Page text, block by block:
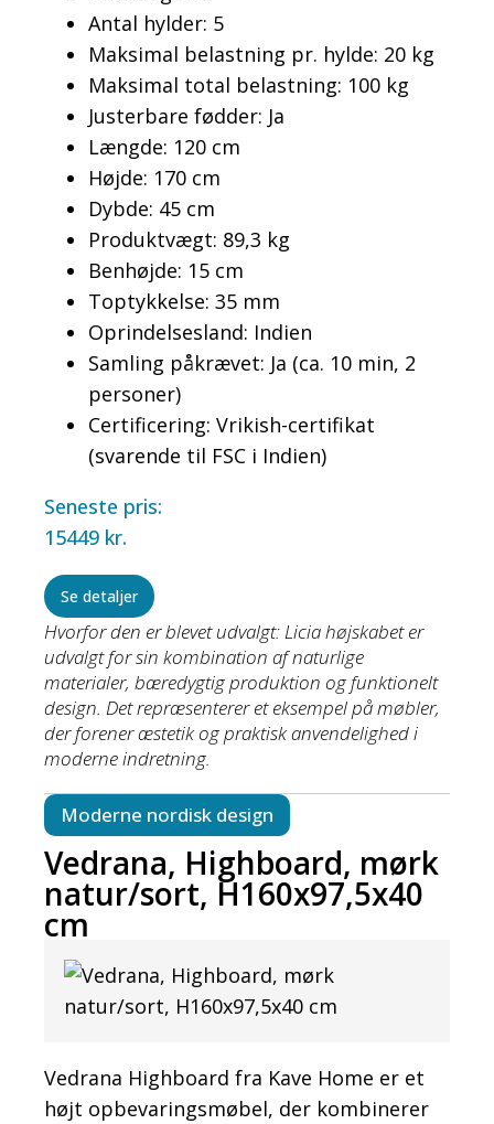
Hvorfor den er blevet udvalgt: Licia højskabet er
udvalgt for sin kombination af naturlige
materialer, bæredygtig produktion og funktionelt
design. Det repræsenterer et eksempel på møbler,
der forener æstetik og praktisk anvendelighed i
moderne indretning.
Antal hylder: 5
Maksimal belastning pr. hylde: 20 kg
Maksimal total belastning: 100 kg
Justerbare fødder: Ja
Længde: 120 cm
Højde: 170 cm
Dybde: 45 cm
Produktvægt: 89,3 kg
Benhøjde: 15 cm
Toptykkelse: 35 mm
Oprindelsesland: Indien
Samling påkrævet: Ja (ca. 10 min, 2
personer)
Certificering: Vrikish-certifikat
(svarende til FSC i Indien)
Seneste pris:
15449 kr.
Se detaljer
Moderne nordisk design
Vedrana, Highboard, mørk
natur/sort, H160x97,5x40
cm
Vedrana Highboard fra Kave Home er et
højt opbevaringsmøbel, der kombinerer